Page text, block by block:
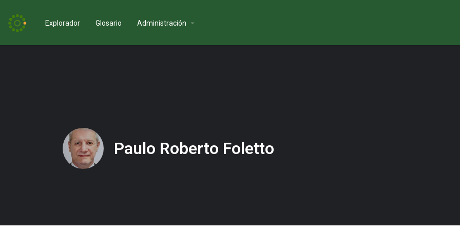
Explorador Glosario Administración
Paulo Roberto Foletto